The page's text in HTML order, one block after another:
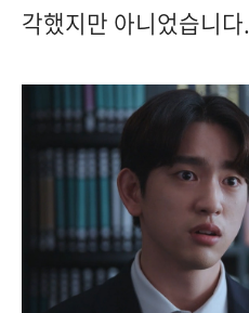
각했지만 아니었습니다.